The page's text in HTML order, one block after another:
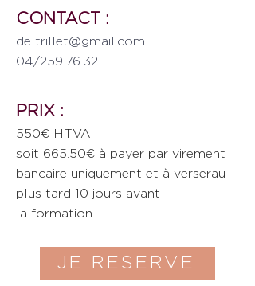
CONTACT :
deltrillet@gmail.com
04/259.76.32
PRIX :
550€ HTVA
soit 665.50€ à payer par virement
bancaire uniquement et à verserau
plus tard 10 jours avant
la formation
JE RESERVE